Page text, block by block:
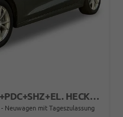
BASIS KAMERA+ACC+NAVI+PDC+SHZ+EL. HECKKL.+17 LM
Neuwagen mit Tageszulassung